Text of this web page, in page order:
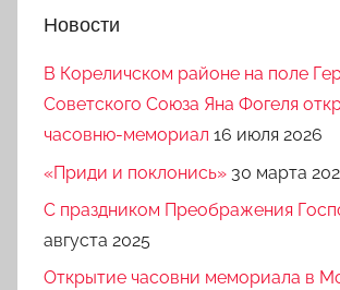
Новости
В Кореличском районе на поле
Советского Союза Яна Фогеля
часовню-мемориал 16 июля 2026
«Приди и поклонись» 30 марта
C праздником Преображения
августа 2025
Открытие часовни мемориала в